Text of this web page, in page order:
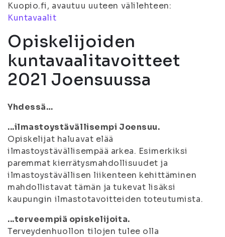
Kuopio.fi, avautuu uuteen välilehteen:
Kuntavaalit
Opiskelijoiden
kuntavaalitavoitteet
2021 Joensuussa
Yhdessä…
...ilmastoystävällisempi Joensuu.
Opiskelijat haluavat elää
ilmastoystävällisempää arkea. Esimerkiksi
paremmat kierrätysmahdollisuudet ja
ilmastoystävällisen liikenteen kehittäminen
mahdollistavat tämän ja tukevat lisäksi
kaupungin ilmastotavoitteiden toteutumista.
...terveempiä opiskelijoita.
Terveydenhuollon tilojen tulee olla